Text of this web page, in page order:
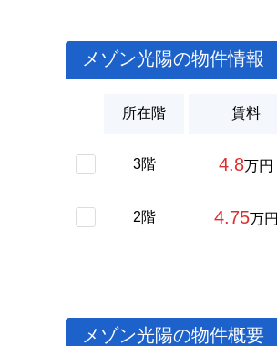
メゾン光陽の物件情報
所在階 賃料
3階 4.8万円
2階 4.75万円
メゾン光陽の物件概要